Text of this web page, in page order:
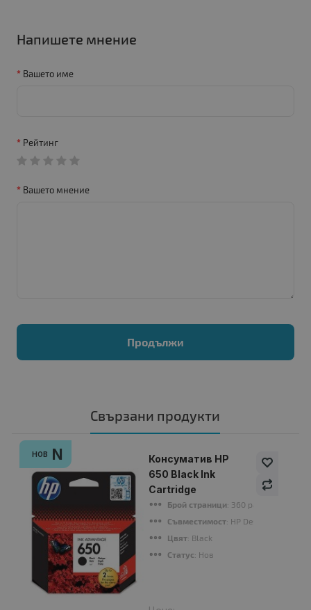
Напишете мнение
Вашето име
Рейтинг
Вашето мнение
Продължи
Свързани продукти
НОВ N
Консуматив HP
650 Black Ink
Cartridge
Брой страници: 360 pages
Съвместимост: HP Deskjet Ink
Цвят: Black
Статус: Нов